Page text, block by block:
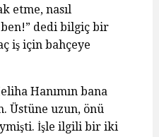
etme, nasıl
dedi bilgiç bir
iş için bahçeye
Hanımın bana
Üstüne uzun, önü
İşle ilgili bir iki